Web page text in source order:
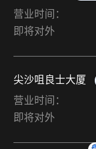
营业时间：
即将对外
尖沙咀良士大厦
营业时间：
即将对外